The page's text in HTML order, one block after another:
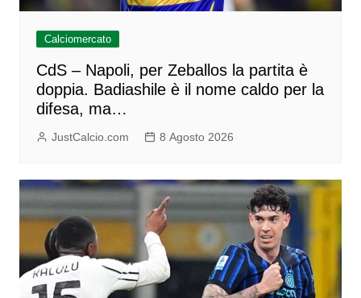
Calciomercato
CdS – Napoli, per Zeballos la partita è
doppia. Badiashile è il nome caldo per la
difesa, ma…
JustCalcio.com 8 Agosto 2026